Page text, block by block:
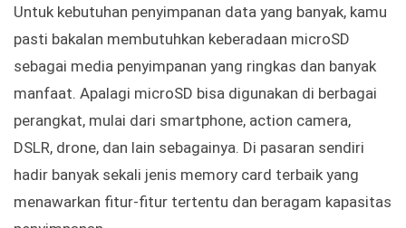
Untuk kebutuhan penyimpanan data yang banyak, kamu
pasti bakalan membutuhkan keberadaan microSD
sebagai media penyimpanan yang ringkas dan banyak
manfaat. Apalagi microSD bisa digunakan di berbagai
perangkat, mulai dari smartphone, action camera,
DSLR, drone, dan lain sebagainya. Di pasaran sendiri
hadir banyak sekali jenis memory card terbaik yang
menawarkan fitur-fitur tertentu dan beragam kapasitas